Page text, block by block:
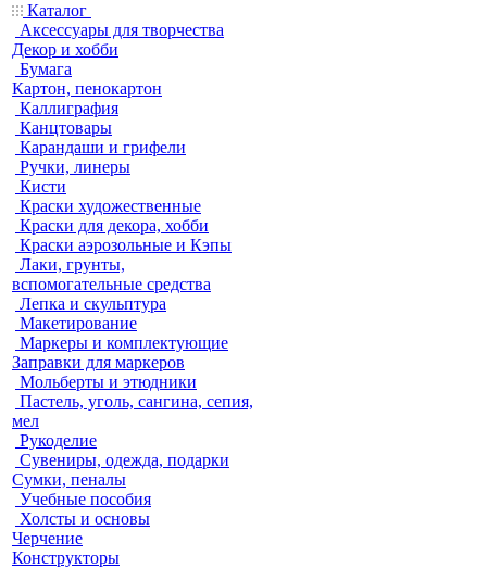
Каталог
Аксессуары для творчества
Декор и хобби
Бумага
Картон, пенокартон
Каллиграфия
Канцтовары
Карандаши и грифели
Ручки, линеры
Кисти
Краски художественные
Краски для декора, хобби
Краски аэрозольные и Кэпы
Лаки, грунты,
вспомогательные средства
Лепка и скульптура
Макетирование
Маркеры и комплектующие
Заправки для маркеров
Мольберты и этюдники
Пастель, уголь, сангина, сепия,
мел
Рукоделие
Сувениры, одежда, подарки
Сумки, пеналы
Учебные пособия
Холсты и основы
Черчение
Конструкторы